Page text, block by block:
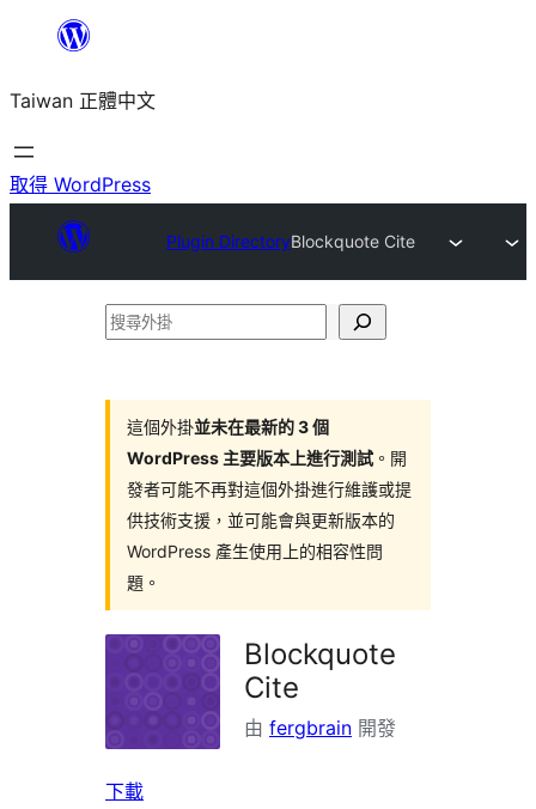
主
要
內
Taiwan 正體中文
取得 WordPress
Plugin DirectoryBlockquote Cite
搜
這個外掛並未在最新的 3 個
WordPress 主要版本上進行測試 。開
發者可能不再對這個外掛進行維護或提
供技術支援，並可能會與更新版本的
WordPress 產生使用上的相容性問
題。
Blockquote
Cite
由 fergbrain 開發
下載